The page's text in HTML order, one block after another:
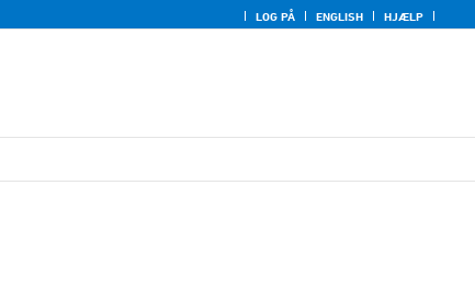
LOG PÅ ENGLISH HJÆLP